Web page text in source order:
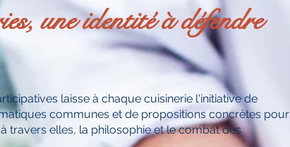
une identité à défendre
laisse à chaque cuisinerie l'initiative de
communes et de propositions concrètes pour
travers elles, la philosophie et le combat des